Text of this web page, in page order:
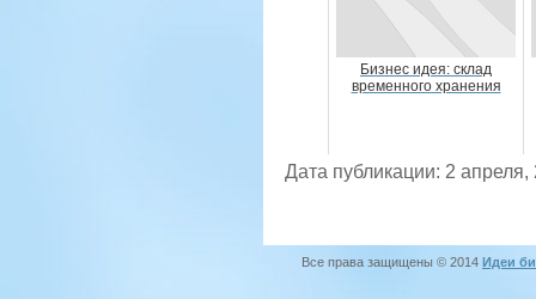
Бизнес идея: склад
временного хранения
Дата публикации: 2 апреля,
Все права защищены © 2014 Идеи